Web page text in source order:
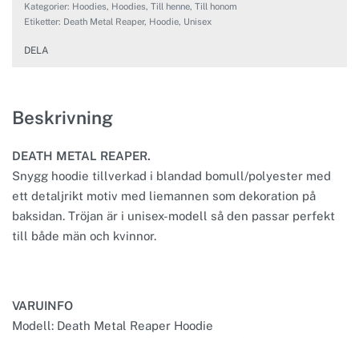
Kategorier: Hoodies, Hoodies, Till henne, Till honom
Etiketter: Death Metal Reaper, Hoodie, Unisex
DELA
Beskrivning
DEATH METAL REAPER.
Snygg hoodie tillverkad i blandad bomull/polyester med
ett detaljrikt motiv med liemannen som dekoration på
baksidan. Tröjan är i unisex-modell så den passar perfekt
till både män och kvinnor.
VARUINFO
Modell: Death Metal Reaper Hoodie